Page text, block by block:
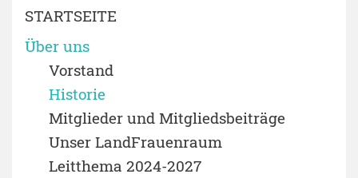
STARTSEITE
Über uns
Vorstand
Historie
Mitglieder und Mitgliedsbeiträge
Unser LandFrauenraum
Leitthema 2024-2027